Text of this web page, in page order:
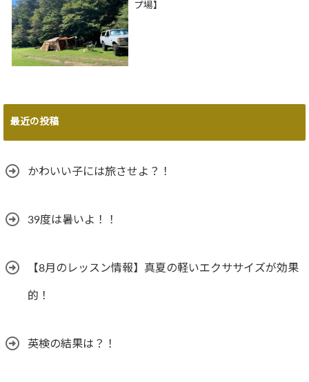
プ場】
最近の投稿
かわいい子には旅させよ？！
39度は暑いよ！！
【8月のレッスン情報】真夏の軽いエクササイズが効果
的！
英検の結果は？！